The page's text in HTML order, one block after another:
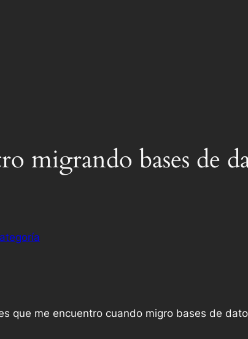
migrando bases de
que me encuentro cuando migro bases de